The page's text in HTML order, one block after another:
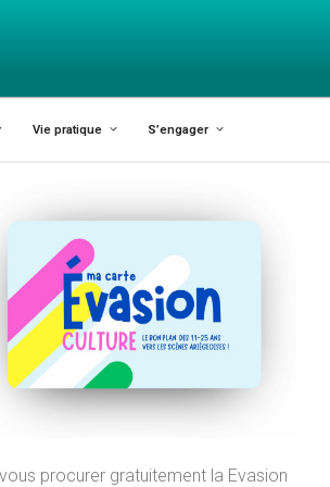
Vie pratique S’engager
procurer gratuitement la Evasion